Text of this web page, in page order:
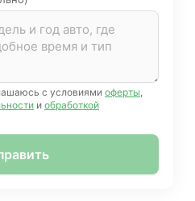
с условиямиоферты
и обработкой